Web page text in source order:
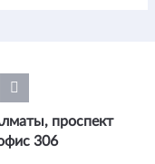
проспект
306